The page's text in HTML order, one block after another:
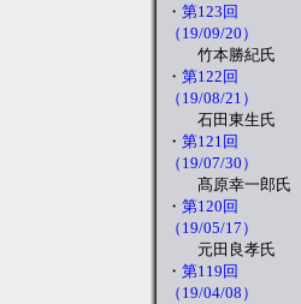
・ 第123回
（19/09/20）
竹本勝紀氏
・ 第122回
（19/08/21）
石田東生氏
・ 第121回
（19/07/30）
髙原幸一郎氏
・ 第120回
（19/05/17）
元田良孝氏
・ 第119回
（19/04/08）